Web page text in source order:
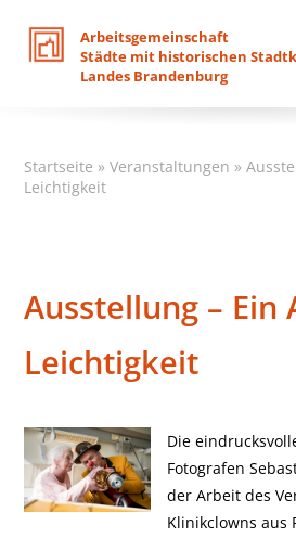
Arbeitsgemeinschaft
Städte mit historischen
Landes Brandenburg
Startseite »Veranstaltungen »
Leichtigkeit
Ausstellung – Ein
Leichtigkeit
Die
Fotografen
der Arbeit des
Klinikclowns aus